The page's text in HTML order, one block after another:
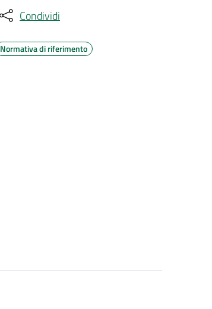
Condividi
Normativa di riferimento